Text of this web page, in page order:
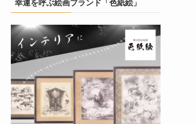
幸運を呼ぶ絵画ブランド「色紙絵」